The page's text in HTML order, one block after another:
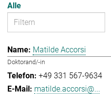
Alle
Matilde Accorsi
Doktorand/-in
+49 331 567-9634
matilde.accorsi@...